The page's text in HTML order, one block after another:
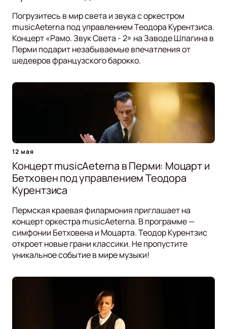
Погрузитесь в мир света и звука с оркестром
musicAeterna под управлением Теодора Курентзиса.
Концерт «Рамо. Звук Света - 2» на Заводе Шпагина в
Перми подарит незабываемые впечатления от
шедевров французского барокко.
12 мая
Концерт musicAeterna в Перми: Моцарт и
Бетховен под управлением Теодора
Курентзиса
Пермская краевая филармония приглашает на
концерт оркестра musicAeterna. В программе —
симфонии Бетховена и Моцарта. Теодор Курентзис
откроет новые грани классики. Не пропустите
уникальное событие в мире музыки!